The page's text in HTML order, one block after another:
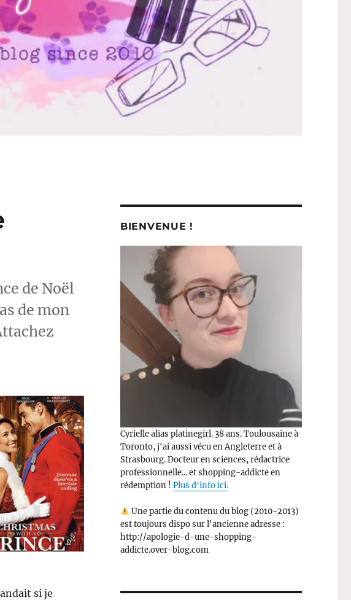
de Noël
de mon
si je
BIENVENUE !
Cyrielle alias platinegirl. 38 ans. Toulousaine à
Toronto, j'ai aussi vécu en Angleterre et à
Strasbourg. Docteur en sciences, rédactrice
professionnelle... et shopping-addicte en
rédemption ! Plus d'info ici.
Une partie du contenu du blog (2010-2013)
est toujours dispo sur l'ancienne adresse :
http://apologie-d-une-shopping-
addicte.over-blog.com